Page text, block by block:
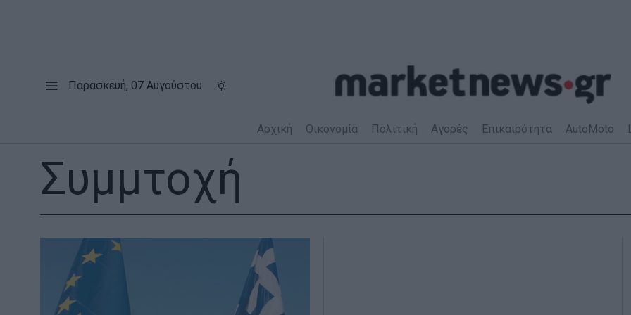
Παρασκευή, 07 Αυγούστου
Αρχική Οικονομία Πολιτική Αγορές Επικαιρότητα AutoMoto
Συμμτοχή